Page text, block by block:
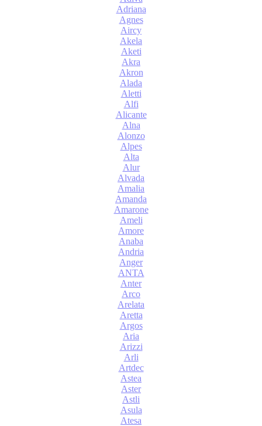
Adriana
Agnes
Aircy
Akela
Aketi
Akra
Akron
Alada
Aletti
Alfi
Alicante
Alna
Alonzo
Alpes
Alta
Alur
Alvada
Amalia
Amanda
Amarone
Ameli
Amore
Anaba
Andria
Anger
ANTA
Anter
Arco
Arelata
Aretta
Argos
Aria
Arizzi
Arli
Artdec
Astea
Aster
Astli
Asula
Atesa